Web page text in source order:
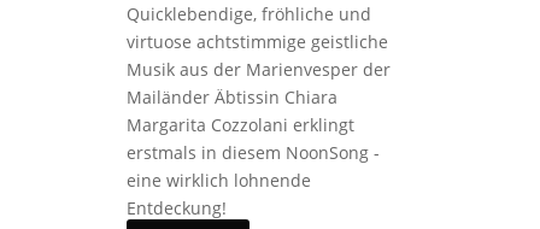
Quicklebendige, fröhliche und
virtuose achtstimmige geistliche
Musik aus der Marienvesper der
Mailänder Äbtissin Chiara
Margarita Cozzolani erklingt
erstmals in diesem NoonSong -
eine wirklich lohnende
Entdeckung!